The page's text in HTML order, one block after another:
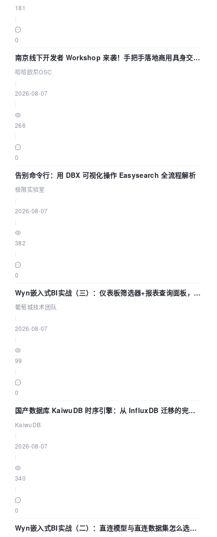
181
0
南京线下开发者 Workshop 来袭！手把手落地商用具身交互
智能 Agent 应用
哈哈欧尼OSC
2026-08-07
266
0
告别命令行：用 DBX 可视化操作 Easysearch 全流程解析
极限实验室
2026-08-07
382
0
Wyn嵌入式BI实战（三）：仪表板筛选器+报表查询面板，参
数联动全闭环
葡萄城技术团队
2026-08-07
99
0
国产数据库 KaiwuDB 时序引擎：从 InfluxDB 迁移的完整
技术路径
KaiwuDB
2026-08-07
340
0
Wyn嵌入式BI实战（二）：直连模型与直连数据集怎么选，